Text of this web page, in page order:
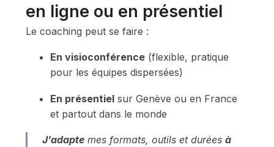
en ligne ou en présentiel
Le coaching peut se faire :
En visioconférence (flexible, pratique
pour les équipes dispersées)
En présentiel sur Genève ou en France
et partout dans le monde
J’adapte mes formats, outils et durées à